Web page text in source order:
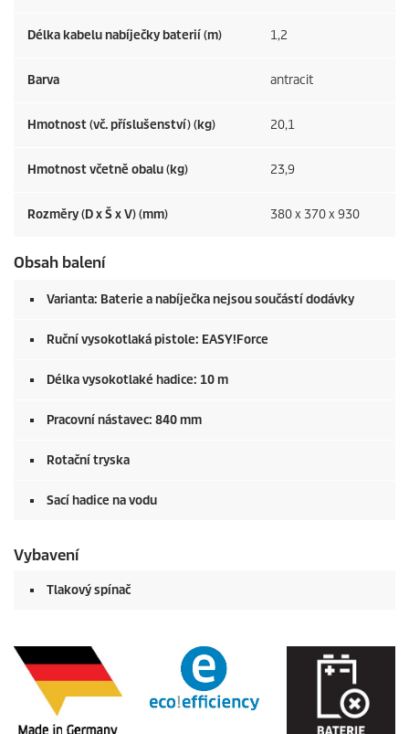
Délka kabelu nabíječky baterií (m) 1,2
Barva antracit
Hmotnost (vč. příslušenství) (kg) 20,1
Hmotnost včetně obalu (kg) 23,9
Rozměry (D x Š x V) (mm) 380 x 370 x 930
Obsah balení
Varianta: Baterie a nabíječka nejsou součástí dodávky
Ruční vysokotlaká pistole: EASY!Force
Délka vysokotlaké hadice: 10 m
Pracovní nástavec: 840 mm
Rotační tryska
Sací hadice na vodu
Vybavení
Tlakový spínač